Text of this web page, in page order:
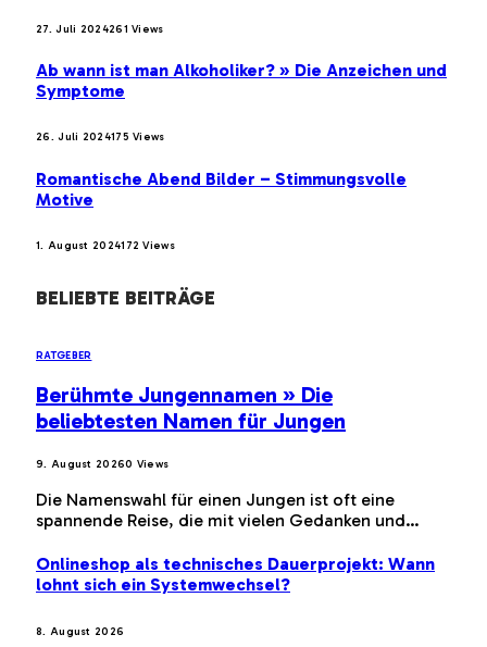
27. Juli 2024261Views
Ab wann ist man Alkoholiker? » Die Anzeichen und
Symptome
26. Juli 2024175Views
Romantische Abend Bilder – Stimmungsvolle
Motive
1. August 2024172Views
BELIEBTE BEITRÄGE
RATGEBER
Berühmte Jungennamen » Die
beliebtesten Namen für Jungen
9. August 20260 Views
Die Namenswahl für einen Jungen ist oft eine
spannende Reise, die mit vielen Gedanken und…
Onlineshop als technisches Dauerprojekt: Wann
lohnt sich ein Systemwechsel?
8. August 2026